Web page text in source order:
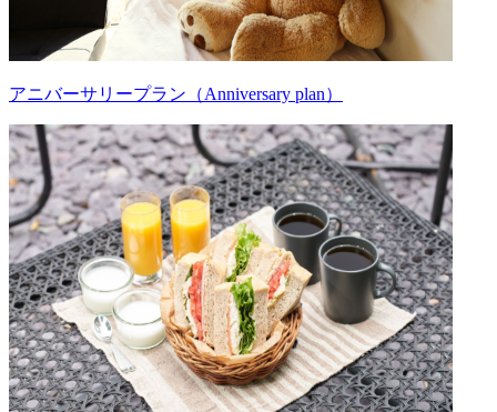
アニバーサリープラン（Anniversary plan）